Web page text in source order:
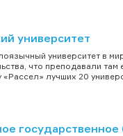
университет
университет в
что преподавали
«Рассел» лучших 20